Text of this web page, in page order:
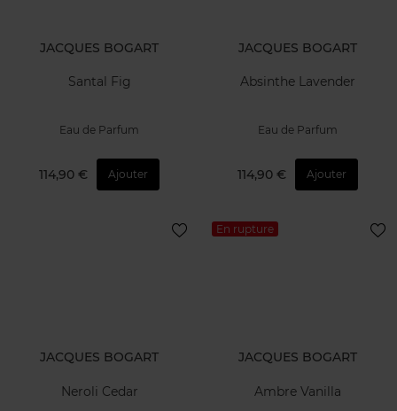
JACQUES BOGART
Santal Fig
Eau de Parfum
114,90 € Ajouter
JACQUES BOGART
Absinthe Lavender
Eau de Parfum
114,90 € Ajouter
JACQUES BOGART
Neroli Cedar
En rupture
JACQUES BOGART
Ambre Vanilla